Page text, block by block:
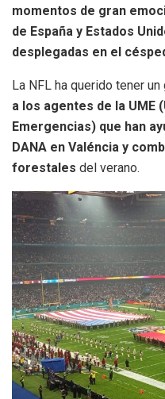
momentos de gran
de España y Estados
desplegadas en el
La NFL ha querido tener
a los agentes de la UME
Emergencias) que han
DANA en Valéncia y
forestales del verano.